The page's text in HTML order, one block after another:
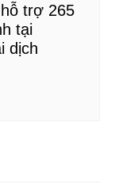
trợ 265
tại
dịch